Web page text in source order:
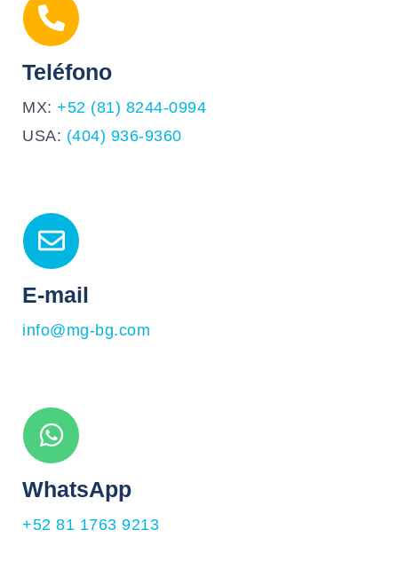
Teléfono
MX: +52 (81) 8244-0994
USA: (404) 936-9360
E-mail
info@mg-bg.com
WhatsApp
+52 81 1763 9213